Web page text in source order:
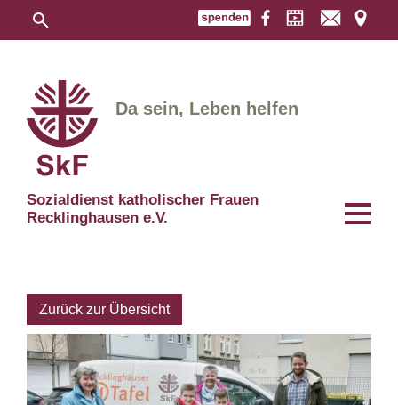
Sozialdienst katholischer Frauen
Recklinghausen e.V.
Da sein, Leben helfen
Zurück zur Übersicht